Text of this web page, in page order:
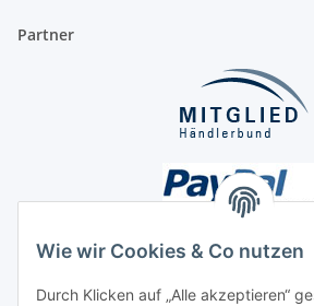
Wie wir Cookies & Co nutzen
Durch Klicken auf „Alle akzeptieren“
Partner